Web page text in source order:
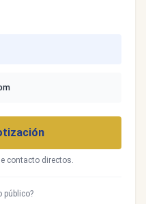
contacto directos.
público?